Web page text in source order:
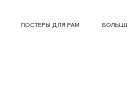
ПОСТЕРЫ ДЛЯ РАМ